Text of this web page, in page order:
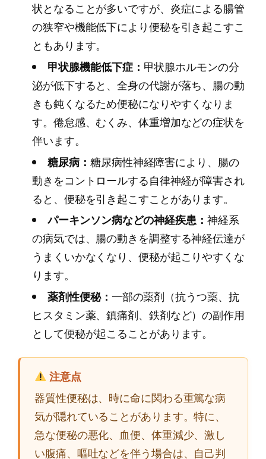
状となることが多いですが、炎症による腸管
の狭窄や機能低下により便秘を引き起こすこ
ともあります。
甲状腺機能低下症： 甲状腺ホルモンの分
泌が低下すると、全身の代謝が落ち、腸の動
きも鈍くなるため便秘になりやすくなりま
す。倦怠感、むくみ、体重増加などの症状を
伴います。
糖尿病： 糖尿病性神経障害により、腸の
動きをコントロールする自律神経が障害され
ると、便秘を引き起こすことがあります。
パーキンソン病などの神経疾患： 神経系
の病気では、腸の動きを調整する神経伝達が
うまくいかなくなり、便秘が起こりやすくな
ります。
薬剤性便秘： 一部の薬剤（抗うつ薬、抗
ヒスタミン薬、鎮痛剤、鉄剤など）の副作用
として便秘が起こることがあります。
注意点
器質性便秘は、時に命に関わる重篤な病
気が隠れていることがあります。特に、
急な便秘の悪化、血便、体重減少、激し
い腹痛、嘔吐などを伴う場合は、自己判